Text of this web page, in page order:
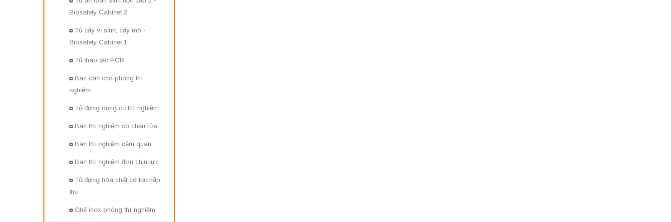
Biosafety Cabinet 2
Tủ cấy vi sinh, cấy mô -
Biosafety Cabinet 1
Tủ thao tác PCR
Bàn cân cho phòng thí
nghiệm
Tủ đựng dụng cụ thí nghiệm
Bàn thí nghiệm có chậu rửa
Bàn thí nghiệm cảm quan
Bàn thí nghiệm đơn chịu lực
Tủ đựng hóa chất có lọc hấp
thu
Ghế inox phòng thí nghiệm